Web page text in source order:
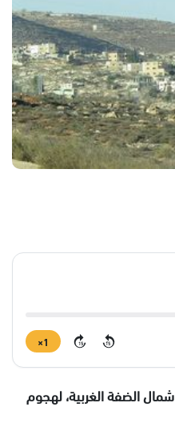
15
15
1×
الضفة الغربية، لهجوم